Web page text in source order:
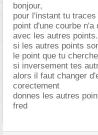
bonjour,
pour l'instant tu
point d'une courbe
avec les autres points.
si les autres points
le point que tu
si inversement tes
alors il faut changer
corectement
donnes les autres
fred